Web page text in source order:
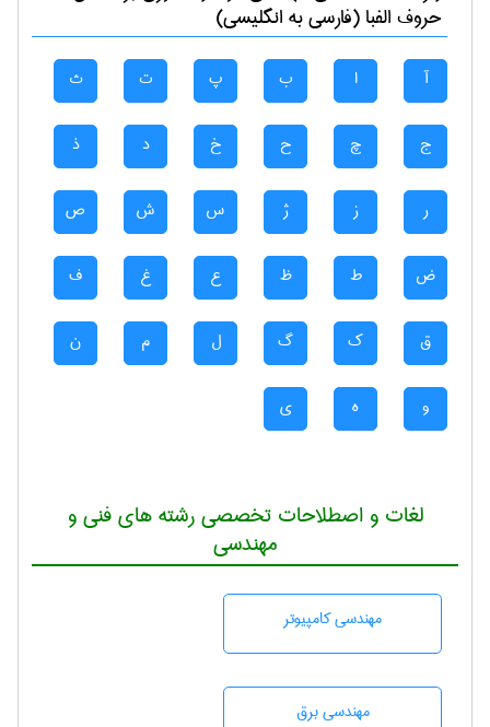
حروف الفبا (فارسی به انگلیسی)
آ ا ب پ ت ث
ج چ ح خ د ذ
ر ز ژ س ش ص
ض ط ظ ع غ ف
ق ک گ ل م ن
و ه ی
لغات و اصطلاحات تخصصی رشته های فنی و
مهندسی
مهندسی كامپيوتر
مهندسی برق